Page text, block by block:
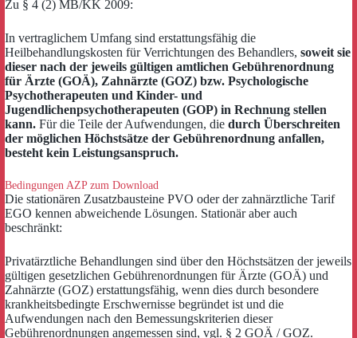
Zu § 4 (2) MB/KK 2009:
In vertraglichem Umfang sind erstattungsfähig die
Heilbehandlungskosten für Verrichtungen des Behandlers, soweit sie
dieser nach der jeweils gültigen amtlichen Gebührenordnung
für Ärzte (GOÄ), Zahnärzte (GOZ) bzw. Psychologische
Psychotherapeuten und Kinder- und
Jugendlichenpsychotherapeuten (GOP) in Rechnung stellen
kann. Für die Teile der Aufwendungen, die durch Überschreiten
der möglichen Höchstsätze der Gebührenordnung anfallen,
besteht kein Leistungsanspruch.
Bedingungen AZP zum Download
Die stationären Zusatzbausteine PVO oder der zahnärztliche Tarif
EGO kennen abweichende Lösungen. Stationär aber auch
beschränkt:
Privatärztliche Behandlungen sind über den Höchstsätzen der jeweils
gültigen gesetzlichen Gebührenordnungen für Ärzte (GOÄ) und
Zahnärzte (GOZ) erstattungsfähig, wenn dies durch besondere
krankheitsbedingte Erschwernisse begründet ist und die
Aufwendungen nach den Bemessungskriterien dieser
Gebührenordnungen angemessen sind, vgl. § 2 GOÄ / GOZ.